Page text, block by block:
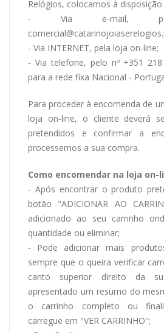
Relógios, colocamos à
- Via e-mail,
- Via INTERNET, pela loja on-line;
- Via telefone, pelo nº +351
para a rede fixa Nacional -
Para proceder à encomenda de
loja on-line, o cliente deverá
pretendidos e confirmar a
processemos a sua compra.
Como encomendar na loja on-
- Após encontrar o produto
botão "ADICIONAR AO
adicionado ao seu carrinho
quantidade ou eliminar;
- Pode adicionar mais
sempre que o queira verificar
canto superior direito da
apresentado um resumo do
o carrinho completo ou
carregue em "VER CARRINHO";